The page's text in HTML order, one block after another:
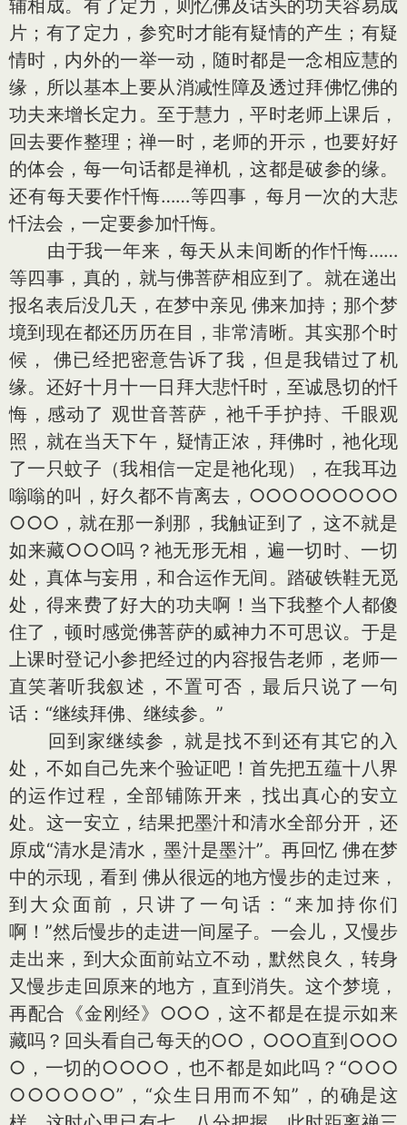
辅相成。有了定力，则忆佛及话头的功夫容易成
片；有了定力，参究时才能有疑情的产生；有疑
情时，内外的一举一动，随时都是一念相应慧的
缘，所以基本上要从消减性障及透过拜佛忆佛的
功夫来增长定力。至于慧力，平时老师上课后，
回去要作整理；禅一时，老师的开示，也要好好
的体会，每一句话都是禅机，这都是破参的缘。
还有每天要作忏悔……等四事，每月一次的大悲
忏法会，一定要参加忏悔。
由于我一年来，每天从未间断的作忏悔……
等四事，真的，就与佛菩萨相应到了。就在递出
报名表后没几天，在梦中亲见 佛来加持；那个梦
境到现在都还历历在目，非常清晰。其实那个时
候， 佛已经把密意告诉了我，但是我错过了机
缘。还好十月十一日拜大悲忏时，至诚恳切的忏
悔，感动了 观世音菩萨，祂千手护持、千眼观
照，就在当天下午，疑情正浓，拜佛时，祂化现
了一只蚊子（我相信一定是祂化现），在我耳边
嗡嗡的叫，好久都不肯离去，○○○○○○○○○
○○○，就在那一刹那，我触证到了，这不就是
如来藏○○○吗？祂无形无相，遍一切时、一切
处，真体与妄用，和合运作无间。踏破铁鞋无觅
处，得来费了好大的功夫啊！当下我整个人都傻
住了，顿时感觉佛菩萨的威神力不可思议。于是
上课时登记小参把经过的内容报告老师，老师一
直笑著听我叙述，不置可否，最后只说了一句
话：“继续拜佛、继续参。”
回到家继续参，就是找不到还有其它的入
处，不如自己先来个验证吧！首先把五蕴十八界
的运作过程，全部铺陈开来，找出真心的安立
处。这一安立，结果把墨汁和清水全部分开，还
原成“清水是清水，墨汁是墨汁”。再回忆 佛在梦
中的示现，看到 佛从很远的地方慢步的走过来，
到大众面前，只讲了一句话：“来加持你们
啊！”然后慢步的走进一间屋子。一会儿，又慢步
走出来，到大众面前站立不动，默然良久，转身
又慢步走回原来的地方，直到消失。这个梦境，
再配合《金刚经》○○○，这不都是在提示如来
藏吗？回头看自己每天的○○，○○○直到○○○
○，一切的○○○○，也不都是如此吗？“○○○
○○○○○○”，“众生日用而不知”，的确是这